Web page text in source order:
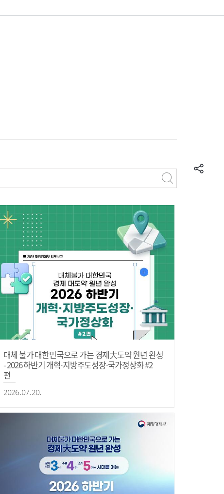
대체 불가 대한민국으로 가는 경제大도약 원년 완성
- 2026 하반기 개혁·지방주도성장·국가정상화 #2
편
2026.07.20.